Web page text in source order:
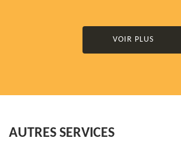
VOIR PLUS
AUTRES SERVICES